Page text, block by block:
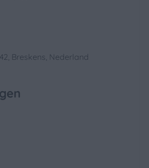
Breskens, Nederland